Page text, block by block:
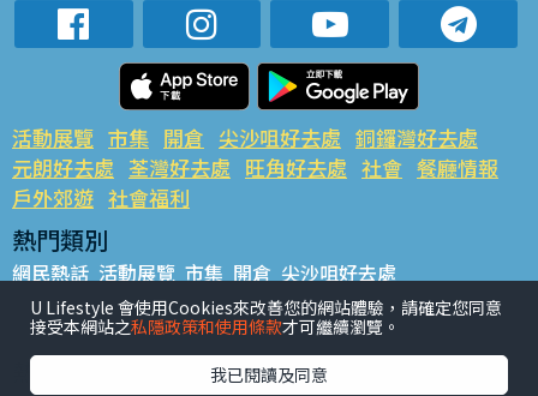
活動展覽 市集 開倉 尖沙咀好去處 銅鑼灣好去處
元朗好去處 荃灣好去處 旺角好去處 社會 餐廳情報
戶外郊遊 社會福利
熱門類別
網民熱話 活動展覽 市集 開倉 尖沙咀好去處
銅鑼灣好去處 元朗好去處 荃灣好去處 旺角好去處 社會
餐廳情報 戶外郊遊
熱門標籤
U Lifestyle 會使用Cookies來改善您的網站體驗，請確定您同意
接受本網站之私隱政策和使用條款才可繼續瀏覽。
我已閱讀及同意